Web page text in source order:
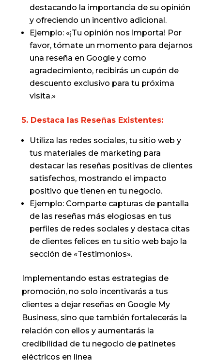
destacando la importancia de su opinión
y ofreciendo un incentivo adicional.
Ejemplo: «¡Tu opinión nos importa! Por
favor, tómate un momento para dejarnos
una reseña en Google y como
agradecimiento, recibirás un cupón de
descuento exclusivo para tu próxima
visita.»
5. Destaca las Reseñas Existentes:
Utiliza las redes sociales, tu sitio web y
tus materiales de marketing para
destacar las reseñas positivas de clientes
satisfechos, mostrando el impacto
positivo que tienen en tu negocio.
Ejemplo: Comparte capturas de pantalla
de las reseñas más elogiosas en tus
perfiles de redes sociales y destaca citas
de clientes felices en tu sitio web bajo la
sección de «Testimonios».
Implementando estas estrategias de
promoción, no solo incentivarás a tus
clientes a dejar reseñas en Google My
Business, sino que también fortalecerás la
relación con ellos y aumentarás la
credibilidad de tu negocio de patinetes
eléctricos en línea